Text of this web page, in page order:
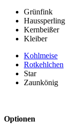
Grünfink
Haussperling
Kernbeißer
Kleiber
Kohlmeise
Rotkehlchen
Star
Zaunkönig
Optionen